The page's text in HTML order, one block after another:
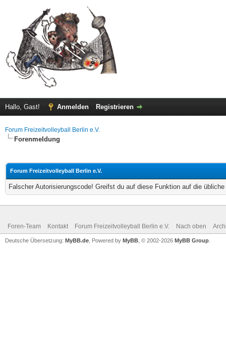
Hallo, Gast! Anmelden Registrieren
Forum Freizeitvolleyball Berlin e.V.
Forenmeldung
Forum Freizeitvolleyball Berlin e.V.
Falscher Autorisierungscode! Greifst du auf diese Funktion auf die
Foren-Team Kontakt Forum Freizeitvolleyball Berlin e.V. Nach oben
Deutsche Übersetzung: MyBB.de , Powered by MyBB , © 2002-2026 MyBB Group